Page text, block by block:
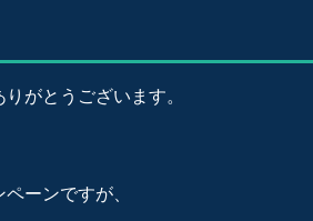
がとうございます。
ーンですが、